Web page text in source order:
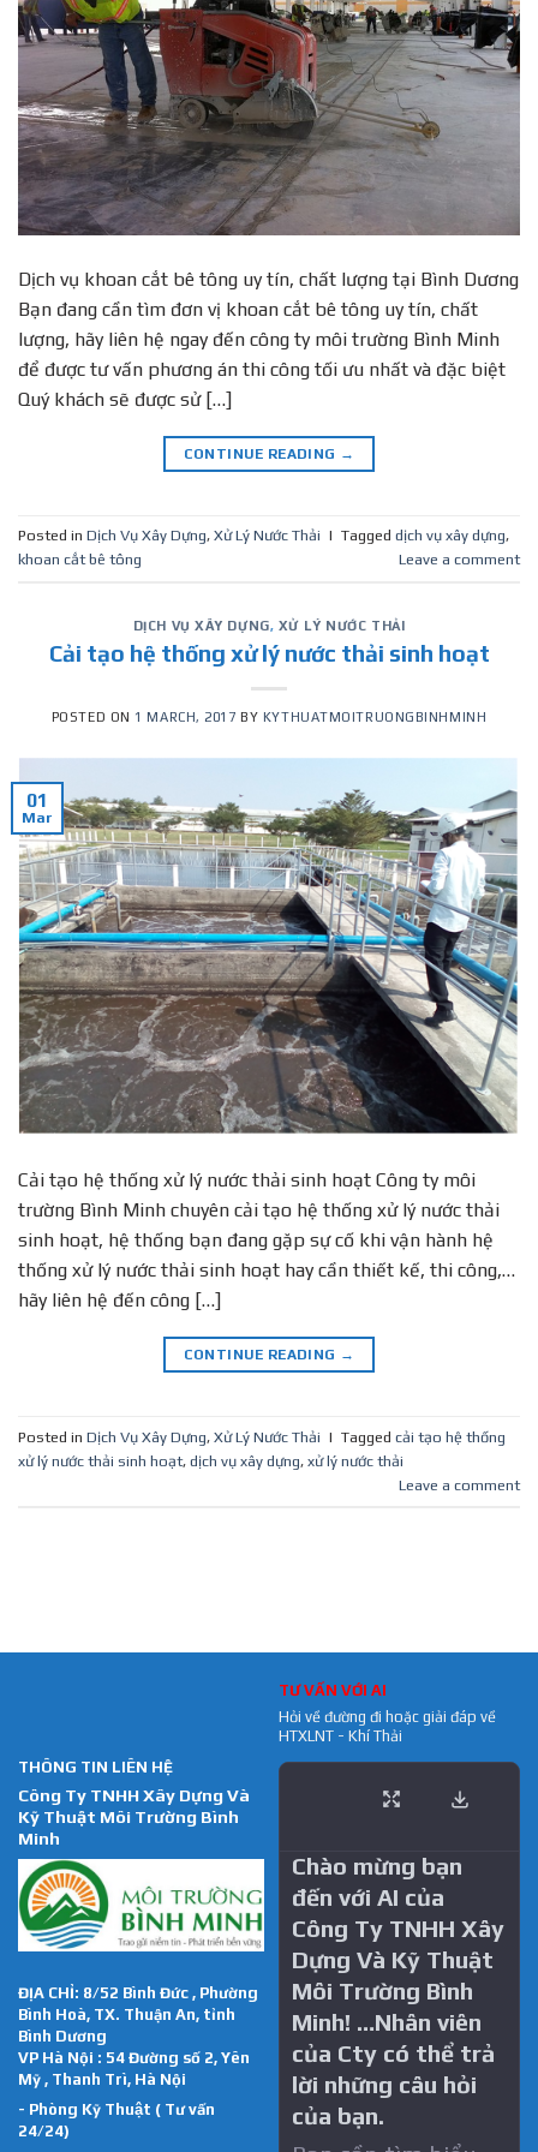
Dịch vụ khoan cắt bê tông uy tín, chất lượng tại Bình Dương
Bạn đang cần tìm đơn vị khoan cắt bê tông uy tín, chất
lượng, hãy liên hệ ngay đến công ty môi trường Bình Minh
để được tư vấn phương án thi công tối ưu nhất và đặc biệt
Quý khách sẽ được sử […]
CONTINUE READING →
Posted in Dịch Vụ Xây Dựng, Xử Lý Nước Thải | Tagged dịch vụ xây dựng,
khoan cắt bê tông
Leave a comment
DỊCH VỤ XÂY DỰNG, XỬ LÝ NƯỚC THẢI
Cải tạo hệ thống xử lý nước thải sinh hoạt
POSTED ON 1 MARCH, 2017 BY KYTHUATMOITRUONGBINHMINH
01
Mar
Cải tạo hệ thống xử lý nước thải sinh hoạt Công ty môi
trường Bình Minh chuyên cải tạo hệ thống xử lý nước thải
sinh hoạt, hệ thống bạn đang gặp sự cố khi vận hành hệ
thống xử lý nước thải sinh hoạt hay cần thiết kế, thi công,…
hãy liên hệ đến công […]
CONTINUE READING →
Posted in Dịch Vụ Xây Dựng, Xử Lý Nước Thải | Tagged cải tạo hệ thống
xử lý nước thải sinh hoạt, dịch vụ xây dựng, xử lý nước thải
Leave a comment
THÔNG TIN LIÊN HỆ
Công Ty TNHH Xây Dựng Và
Kỹ Thuật Môi Trường Bình
Minh
ĐỊA CHỈ: 8/52 Bình Đức , Phường
Bình Hoà, TX. Thuận An, tỉnh
Bình Dương
VP Hà Nội : 54 Đường số 2, Yên
Mỹ , Thanh Trì, Hà Nội
- Phòng Kỹ Thuật ( Tư vấn
24/24)
TƯ VẤN VỚI AI
Hỏi về đường đi hoặc giải đáp về
HTXLNT - Khí Thải
Chào mừng bạn
đến với AI của
Công Ty TNHH Xây
Dựng Và Kỹ Thuật
Môi Trường Bình
Minh! …Nhân viên
của Cty có thể trả
lời những câu hỏi
của bạn.